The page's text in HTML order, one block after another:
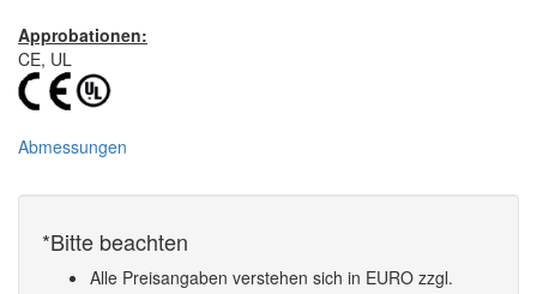
Approbationen:
CE, UL
Abmessungen
*Bitte beachten
Alle Preisangaben verstehen sich in EURO zzgl.